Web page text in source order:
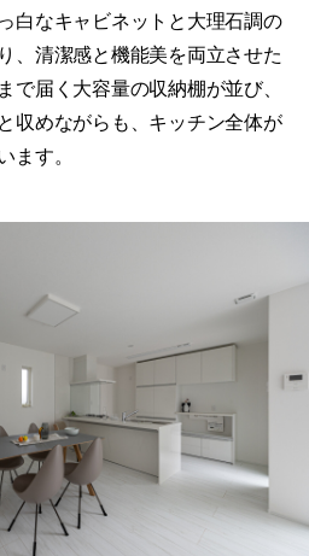
白なキャビネットと大理石調の
、清潔感と機能美を両立させた
で届く大容量の収納棚が並び、
収めながらも、キッチン全体が
ます。